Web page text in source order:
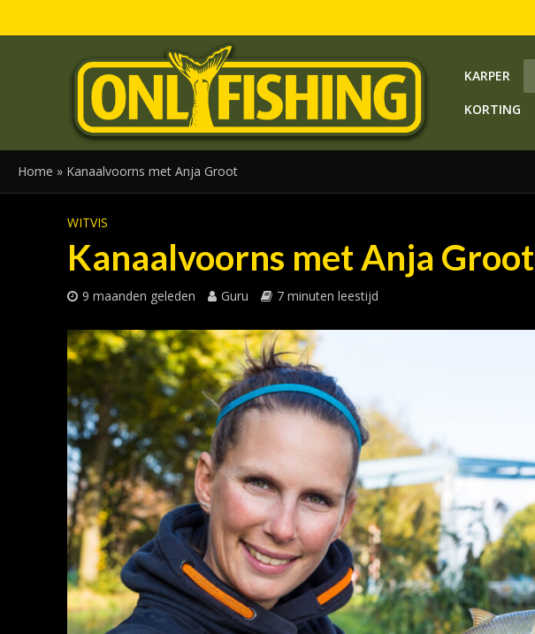
KARPER
KORTING
Home » Kanaalvoorns met Anja Groot
WITVIS
Kanaalvoorns met Anja Groot
9 maanden geleden Guru 7 minuten leestijd